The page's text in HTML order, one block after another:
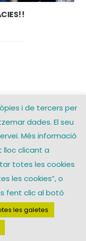
– Una web de
i de tercers per
dades. El seu
Més informació
lloc clicant a
totes les cookies
les cookies”, o
fent clic al botó
les galetes